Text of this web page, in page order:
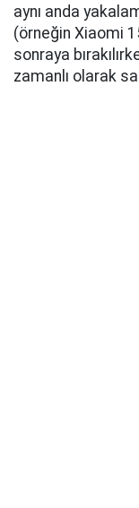
aynı anda
(örneğin Xiaomi
sonraya
zamanlı olarak